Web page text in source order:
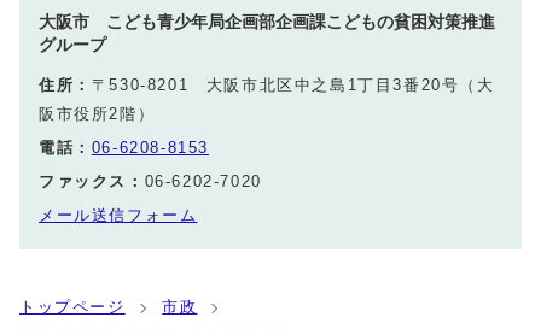
大阪市 こども青少年局企画部企画課こどもの貧困対策推進
グループ
住所： 〒530-8201 大阪市北区中之島1丁目3番20号（大
阪市役所2階）
電話： 06-6208-8153
ファックス： 06-6202-7020
メール送信フォーム
トップページ
市政